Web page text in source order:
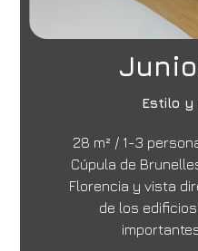
Estilo y
28 m² / 1-3
Cúpula de
Florencia y vista
de los